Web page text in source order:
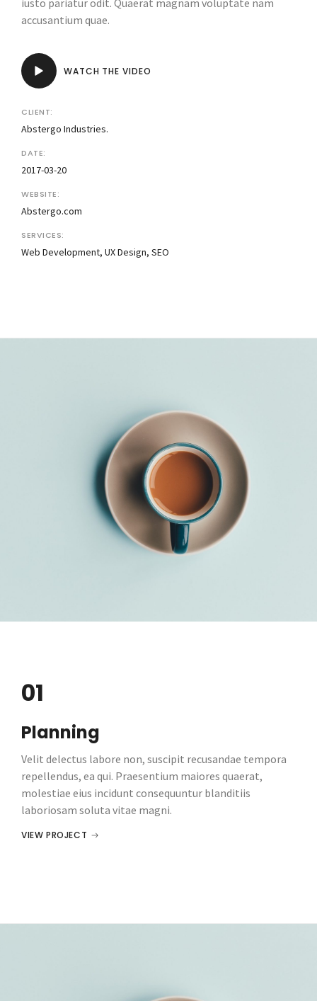
iusto pariatur odit. Quaerat magnam voluptate nam
accusantium quae.
WATCH THE VIDEO
CLIENT:
Abstergo Industries.
DATE:
2017-03-20
WEBSITE:
Abstergo.com
SERVICES:
Web Development, UX Design, SEO
01
Planning
Velit delectus labore non, suscipit recusandae tempora
repellendus, ea qui. Praesentium maiores quaerat,
molestiae eius incidunt consequuntur blanditiis
laboriosam soluta vitae magni.
VIEW PROJECT